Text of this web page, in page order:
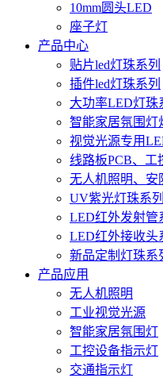
10mm圆头LED
座子灯
产品中心
贴片led灯珠系列
插件led灯珠系列
大功率LED灯珠
智能家居氛围灯
视觉光源专用
线路板PCB、工
无人机照明、安
UV紫光灯珠系列
LED红外发射管
LED红外接收头
新品定制灯珠系
产品应用
无人机照明
工业视觉光源
智能家居氛围灯
工控设备指示灯
交通指示灯